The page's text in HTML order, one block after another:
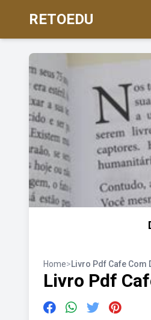
RETOEDU
Home>Livro Pdf Cafe Com
Livro Pdf